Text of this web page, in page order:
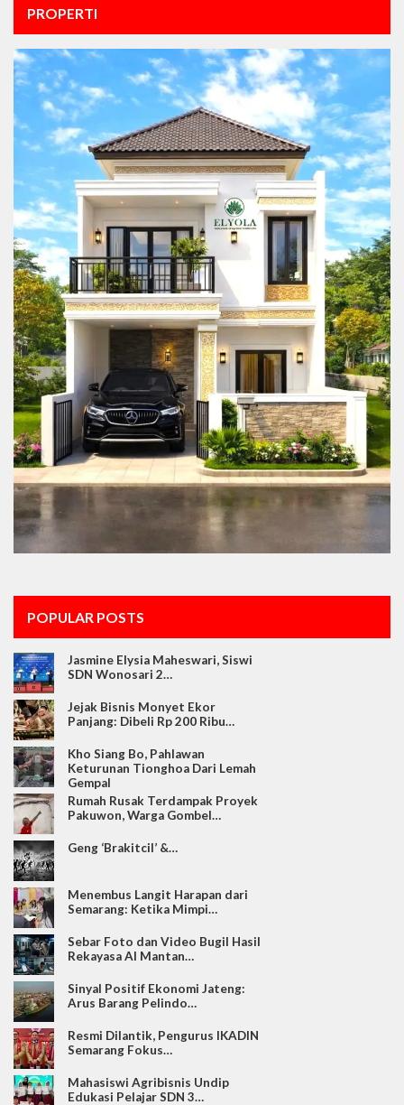
PROPERTI
POPULAR POSTS
Jasmine Elysia Maheswari, Siswi
SDN Wonosari 2…
Jejak Bisnis Monyet Ekor
Panjang: Dibeli Rp 200 Ribu…
Kho Siang Bo, Pahlawan
Keturunan Tionghoa Dari Lemah
Gempal
Rumah Rusak Terdampak Proyek
Pakuwon, Warga Gombel…
Geng ‘Brakitcil’ &…
Menembus Langit Harapan dari
Semarang: Ketika Mimpi…
Sebar Foto dan Video Bugil Hasil
Rekayasa AI Mantan…
Sinyal Positif Ekonomi Jateng:
Arus Barang Pelindo…
Resmi Dilantik, Pengurus IKADIN
Semarang Fokus…
Mahasiswi Agribisnis Undip
Edukasi Pelajar SDN 3…